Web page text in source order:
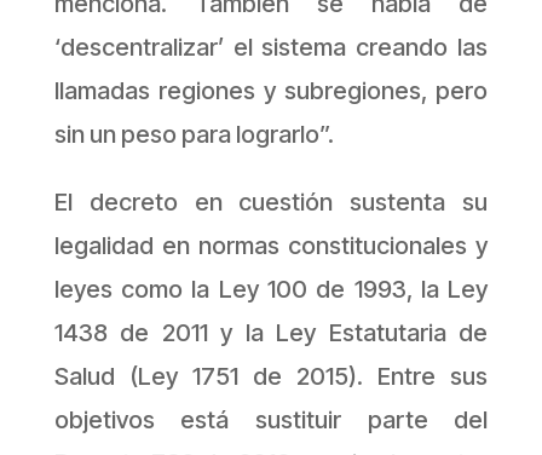
‘descentralizar’ el sistema creando las
llamadas regiones y subregiones, pero
sin un peso para lograrlo”.
El decreto en cuestión sustenta su
legalidad en normas constitucionales y
leyes como la Ley 100 de 1993, la Ley
1438 de 2011 y la Ley Estatutaria de
Salud (Ley 1751 de 2015). Entre sus
objetivos está sustituir parte del